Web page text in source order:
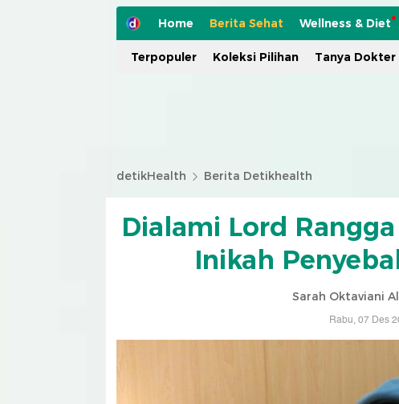
Home Berita Sehat Wellness & Diet
Terpopuler Koleksi Pilihan Tanya Dokter
detikHealth Berita Detikhealth
Dialami Lord
Inikah
Sarah Oktaviani
Rabu, 07 Des